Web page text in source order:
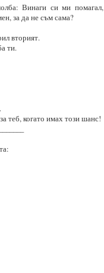
Винаги си ми помагал,
за да не съм сама?
вторият.
ти.
теб, когато имах този шанс!